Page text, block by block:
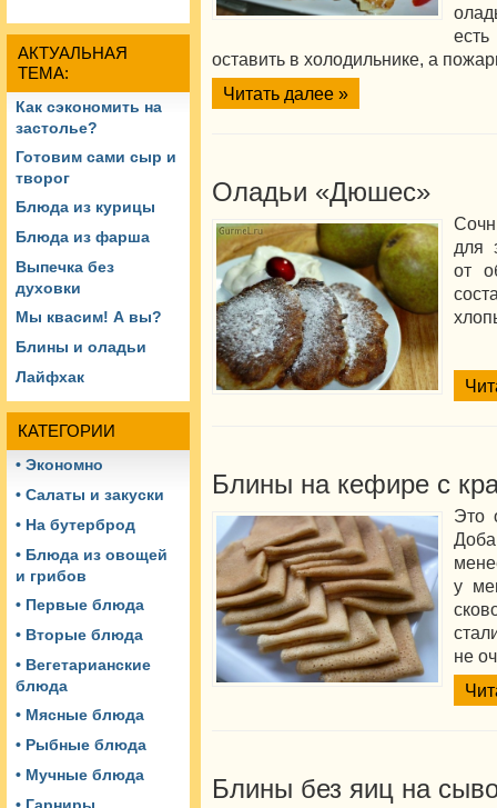
АКТУАЛЬНАЯ
ТЕМА:
Как сэкономить на
застолье?
Готовим сами сыр и
творог
Блюда из курицы
Блюда из фарша
Выпечка без
духовки
Мы квасим! А вы?
Блины и оладьи
Лайфхак
КАТЕГОРИИ
• Экономно
• Салаты и закуски
• На бутерброд
• Блюда из овощей
и грибов
• Первые блюда
• Вторые блюда
• Вегетарианские
блюда
• Мясные блюда
• Рыбные блюда
• Мучные блюда
оставить в холодильнике, а
Читать далее »
Оладьи «Дюшес»
для
от
Блины на кефире с
Это
у
не
Блины без яиц на